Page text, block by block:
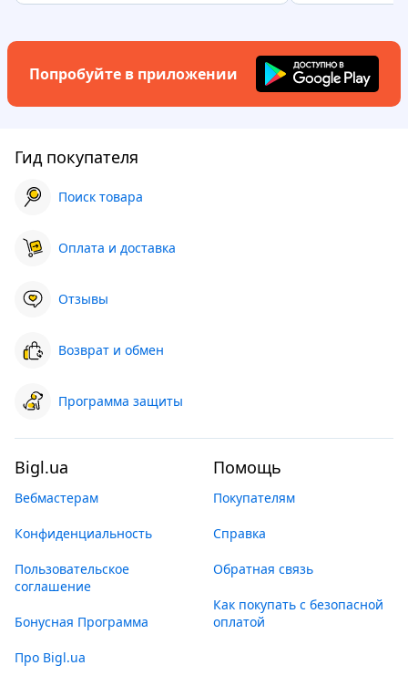
Попробуйте в приложении
Гид покупателя
Поиск товара
Оплата и доставка
Отзывы
Возврат и обмен
Программа защиты
Bigl.ua
Вебмастерам
Конфиденциальность
Пользовательское
соглашение
Бонусная Программа
Про Bigl.ua
Помощь
Покупателям
Справка
Обратная связь
Как покупать с безопасной
оплатой